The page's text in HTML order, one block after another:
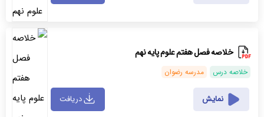
خلاصه فصل هفتم علوم پایه نهم
خلاصه درس مدرسه رضوان
نمایش دریافت